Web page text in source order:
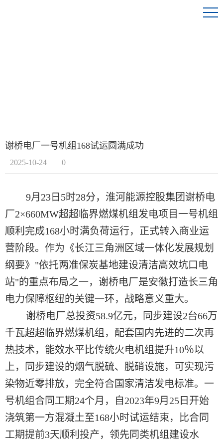
谢桥电厂一号机组168试运圆满成功
2025-10-24 0
9月23日5时28分，淮河能源控股集团谢桥电
厂2×660MW超超临界燃煤机组发电项目一号机组
顺利完成168小时满负荷运行，正式转入商业运
营阶段。作为《长江三角洲区域一体化发展规划
纲要》"依托两准保炭基地建设清洁高效坑口电
站"的重点布局之一，谢桥电厂是安徽打造长三角
电力保障枢纽的关键一环，战略意义重大。
谢桥电厂总投资58.9亿元，同步建设2台66万
千瓦超超临界燃煤机组，配套国内先进的二次再
热技术，能效水平比传统火电机组提升10％以
上，同步建设的烟气脱硫、脱硝设施，可实现污
染物近零排放，完全符合国家清洁发电标准。一
号机组合同工期24个月，自2023年9月25日开始
浇筑第一方混凝土至168小时试运结束，比合同
工期提前3天顺利投产，领先同类机组建设水